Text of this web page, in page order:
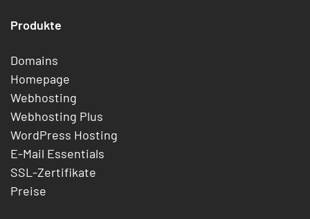
Produkte
Domains
Homepage
Webhosting
Webhosting Plus
WordPress Hosting
E-Mail Essentials
SSL-Zertifikate
Preise